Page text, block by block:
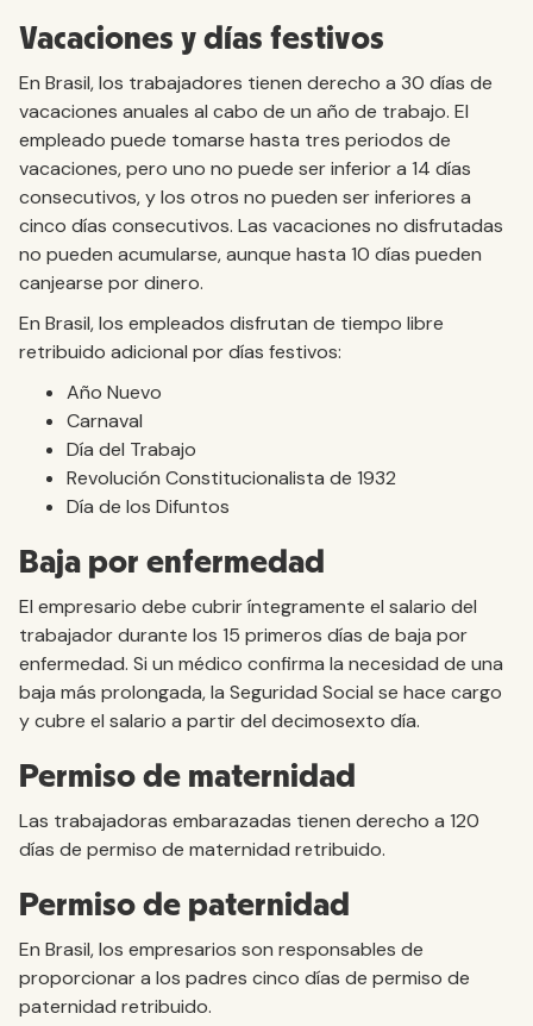
Vacaciones y días festivos
En Brasil, los trabajadores tienen derecho a 30 días de
vacaciones anuales al cabo de un año de trabajo. El
empleado puede tomarse hasta tres periodos de
vacaciones, pero uno no puede ser inferior a 14 días
consecutivos, y los otros no pueden ser inferiores a
cinco días consecutivos. Las vacaciones no disfrutadas
no pueden acumularse, aunque hasta 10 días pueden
canjearse por dinero.
En Brasil, los empleados disfrutan de tiempo libre
retribuido adicional por días festivos:
Año Nuevo
Carnaval
Día del Trabajo
Revolución Constitucionalista de 1932
Día de los Difuntos
Baja por enfermedad
El empresario debe cubrir íntegramente el salario del
trabajador durante los 15 primeros días de baja por
enfermedad. Si un médico confirma la necesidad de una
baja más prolongada, la Seguridad Social se hace cargo
y cubre el salario a partir del decimosexto día.
Permiso de maternidad
Las trabajadoras embarazadas tienen derecho a 120
días de permiso de maternidad retribuido.
Permiso de paternidad
En Brasil, los empresarios son responsables de
proporcionar a los padres cinco días de permiso de
paternidad retribuido.